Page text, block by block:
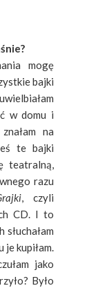
mogę
bajki
w domu i
na
te bajki
teatralną,
razu
, czyli
CD. I to
je kupiłam.
jako
Było